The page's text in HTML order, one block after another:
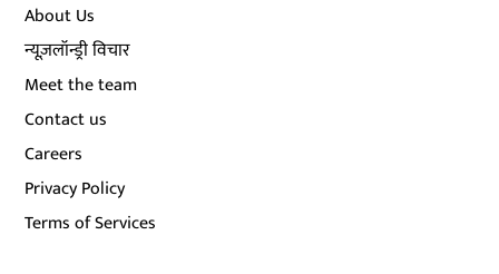
About Us
न्यूज़लॉन्ड्री विचार
Meet the team
Contact us
Careers
Privacy Policy
Terms of Services